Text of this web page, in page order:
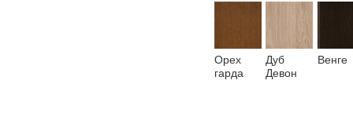
Орех
гарда
Дуб
Девон
Венге